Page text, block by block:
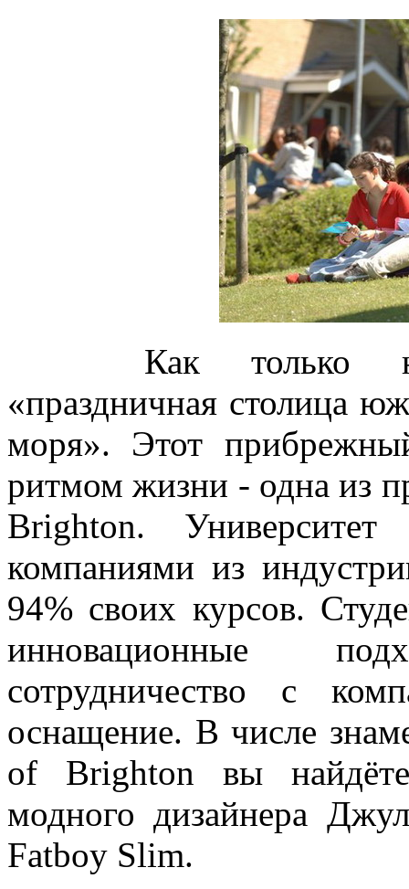
Как только
«праздничная столица
моря». Этот
ритмом жизни - одна из
Brighton.
компаниями из
94% своих курсов.
инновационные
сотрудничество с
оснащение. В числе
of Brighton вы
модного дизайнера
Fatboy Slim.